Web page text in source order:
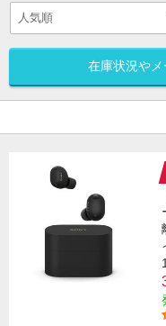
在庫状況や